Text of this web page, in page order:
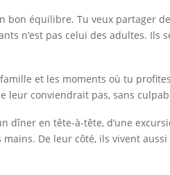
bon équilibre. Tu veux partager
n’est pas celui des adultes.
et les moments où tu
leur conviendrait pas, sans
en tête-à-tête, d’une
De leur côté, ils vivent aussi